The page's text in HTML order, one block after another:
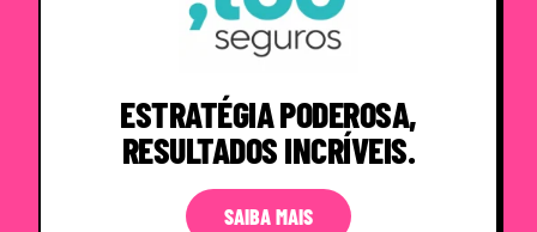
ESTRATÉGIA PODEROSA,
RESULTADOS INCRÍVEIS.
SAIBA MAIS